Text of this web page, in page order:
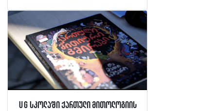
UG სკოლაში ქართული მითოლოგიის